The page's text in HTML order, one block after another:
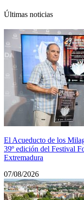
Últimas noticias
El Acueducto de los
39º edición del Festival
Extremadura
07/08/2026